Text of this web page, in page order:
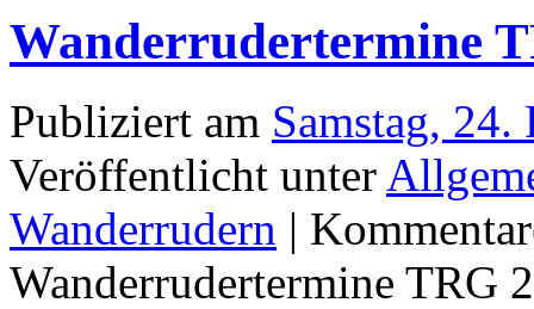
Wanderrudertermine
Publiziert am Samstag, 24.
Veröffentlicht unter
Wanderrudern |
Wanderrudertermine TRG